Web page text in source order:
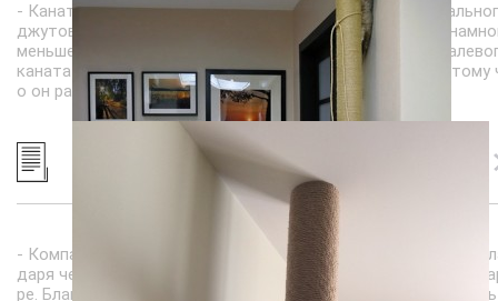
- Канат: я использую прочный толстый канат из
джутового волокна, или хлопковый - не сизалевый. Он
меньше изнашивается и практически не линяет. От
каната на полу всегда будут мелкие белые волоски, потому
о он раздирается когтями гораздо быстрее.
- Компактность и внешний вид: я не использую платформ,
даря чему когеточка занимает самый миниум площади в
ре. Благодаря компактности такой столб можно